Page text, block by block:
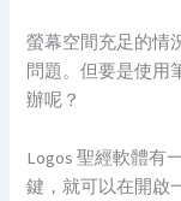
螢幕空間充足的情
問題。但要是使用
辦呢？
Logos 聖經軟體有
鍵，就可以在開啟